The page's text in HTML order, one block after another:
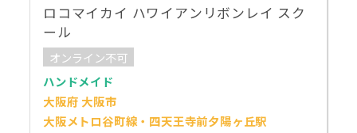
ロコマイカイ ハワイアンリボンレイ スク
ール
オンライン不可
ハンドメイド
大阪府 大阪市
大阪メトロ谷町線・四天王寺前夕陽ヶ丘駅